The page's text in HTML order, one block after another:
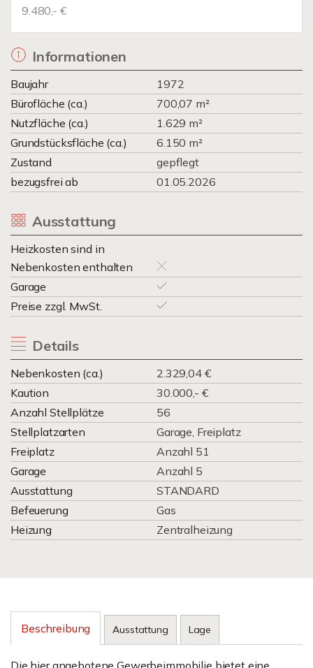
9.480,- €
Informationen
Baujahr
1972
Bürofläche (ca.)
700,07 m²
Nutzfläche (ca.)
1.629 m²
Grundstücksfläche (ca.)
6.150 m²
Zustand
gepflegt
bezugsfrei ab
01.05.2026
Ausstattung
Heizkosten sind in
Nebenkosten enthalten
Garage
Preise zzgl. MwSt.
Details
Nebenkosten (ca.)
2.329,04 €
Kaution
30.000,- €
Anzahl Stellplätze
56
Stellplatzarten
Garage, Freiplatz
Freiplatz
Anzahl 51
Garage
Anzahl 5
Ausstattung
STANDARD
Befeuerung
Gas
Heizung
Zentralheizung
Beschreibung Ausstattung Lage
Die hier angebotene Gewerbeimmobilie bietet eine